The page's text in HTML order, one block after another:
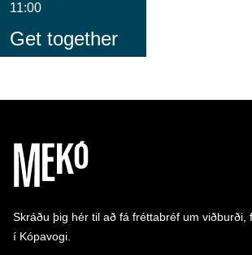
11:00
Get together
Skráðu þig hér til að fá fréttabréf um viðburði,
í Kópavogi.